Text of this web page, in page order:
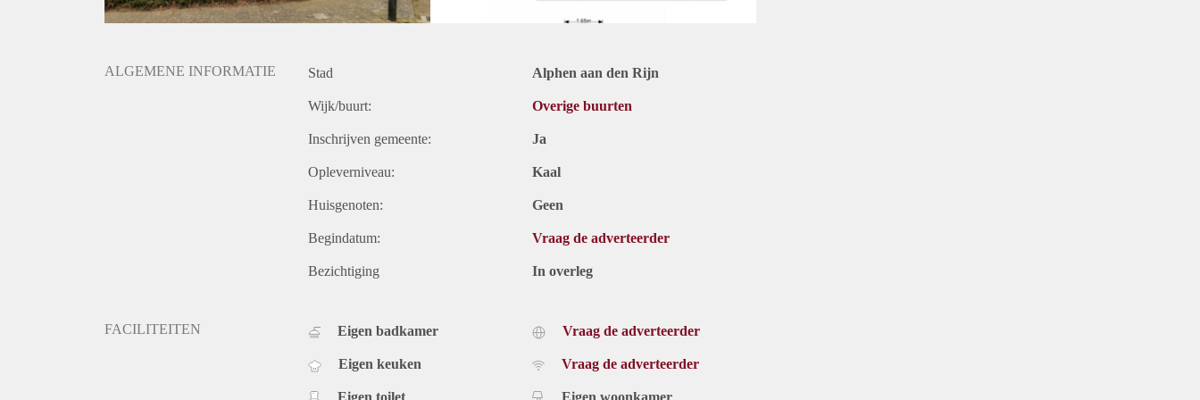
ALGEMENE INFORMATIE Stad Alphen aan den Rijn
Wijk/buurt: Overige buurten
Inschrijven gemeente: Ja
Opleverniveau: Kaal
Huisgenoten: Geen
Begindatum: Vraag de adverteerder
Bezichtiging In overleg
FACILITEITEN Eigen badkamer
Eigen keuken
Vraag de adverteerder
Vraag de adverteerder